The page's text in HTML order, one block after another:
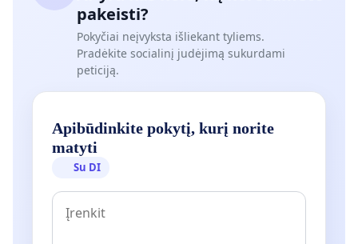
pakeisti?
Pokyčiai neįvyksta išliekant tyliems.
Pradėkite socialinį judėjimą sukurdami
peticiją.
Apibūdinkite pokytį, kurį norite
matyti
Su DI